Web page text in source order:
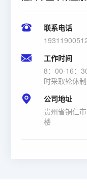
联系电话
工作时间
8：00-16：
时采取轮休制
公司地址
贵州省铜仁
楼